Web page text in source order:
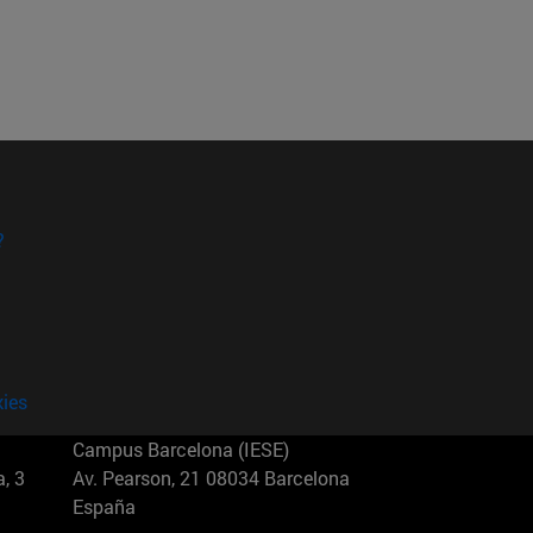
3
Campus Barcelona (IESE)
Av. Pearson, 21 08034 Barcelona
España